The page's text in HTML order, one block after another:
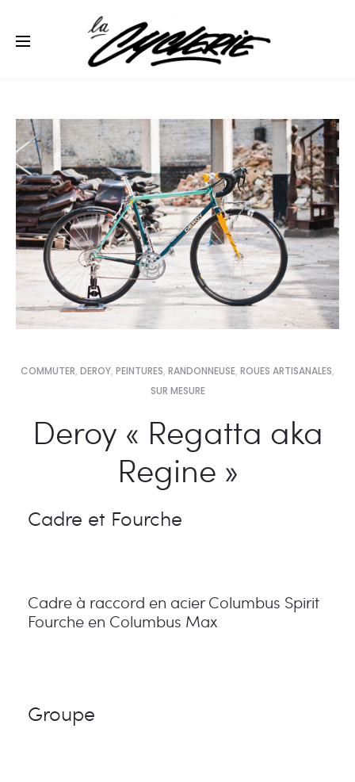
COMMUTER, DEROY, PEINTURES, RANDONNEUSE, ROUES ARTISANALES,
SUR MESURE
Deroy « Regatta aka
Regine »
Cadre et Fourche
Cadre à raccord en acier Columbus Spirit
Fourche en Columbus Max
Groupe